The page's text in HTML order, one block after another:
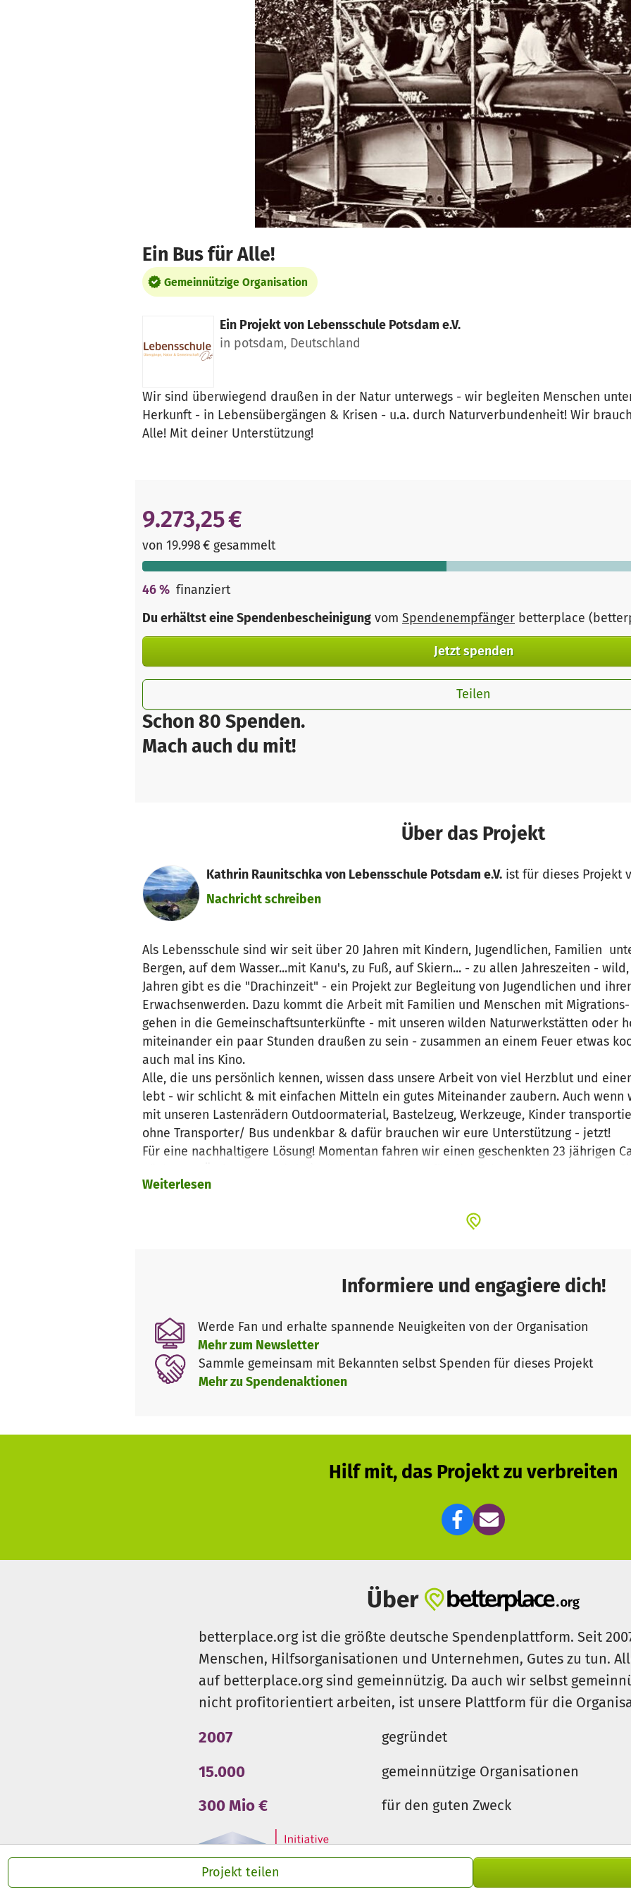
Projekt teilen
Ein Bus für Alle!
Gemeinnützige Organisation
Ein Projekt von Lebensschule Potsdam e.V.
in potsdam, Deutschland
Wir sind überwiegend draußen in der Natur unterwegs - wir begleiten Menschen
Herkunft - in Lebensübergängen & Krisen - u.a. durch Naturverbundenheit! Wir
Alle! Mit deiner Unterstützung!
Schon 80 Spenden.
Mach auch du mit!
9.273,25 €
von 19.998 € gesammelt
46% finanziert
Du erhältst eine Spendenbescheinigung vom Spendenempfänger betterplace
Jetzt spenden
Teilen
Über das Projekt
Kathrin Raunitschka von Lebensschule Potsdam e.V.ist für dieses Projekt
Nachricht schreiben
Als Lebensschule sind wir seit über 20 Jahren mit Kindern, Jugendlichen, Familien
Bergen, auf dem Wasser...mit Kanu's, zu Fuß, auf Skiern... - zu allen Jahreszeiten -
Jahren gibt es die "Drachinzeit" - ein Projekt zur Begleitung von Jugendlichen und
Erwachsenwerden. Dazu kommt die Arbeit mit Familien und Menschen mit
gehen in die Gemeinschaftsunterkünfte - mit unseren wilden Naturwerkstätten oder
miteinander ein paar Stunden draußen zu sein - zusammen an einem Feuer etwas
auch mal ins Kino.
Alle, die uns persönlich kennen, wissen dass unsere Arbeit von viel Herzblut und
lebt - wir schlicht & mit einfachen Mitteln ein gutes Miteinander zaubern. Auch
mit unseren Lastenrädern Outdoormaterial, Bastelzeug, Werkzeuge, Kinder
ohne Transporter/ Bus undenkbar & dafür brauchen wir eure Unterstützung - jetzt!
Für eine nachhaltigere Lösung! Momentan fahren wir einen geschenkten 23 jährigen
Riesengebirge, zur Drachinzeit an die Ostsee, den Wilden Frühling/ Sommer/ Herbst
Weiterlesen
Informiere und engagiere dich!
Werde Fan und erhalte spannende Neuigkeiten von der Organisation
Mehr zum Newsletter
Sammle gemeinsam mit Bekannten selbst Spenden für dieses Projekt
Mehr zu Spendenaktionen
Hilf mit, das Projekt zu verbreiten
Über
betterplace.org ist die größte deutsche Spendenplattform. Seit
Menschen, Hilfsorganisationen und Unternehmen, Gutes zu tun.
auf betterplace.org sind gemeinnützig. Da auch wir selbst
nicht profitorientiert arbeiten, ist unsere Plattform für die
2007 gegründet
15.000 gemeinnützige Organisationen
300 Mio € für den guten Zweck